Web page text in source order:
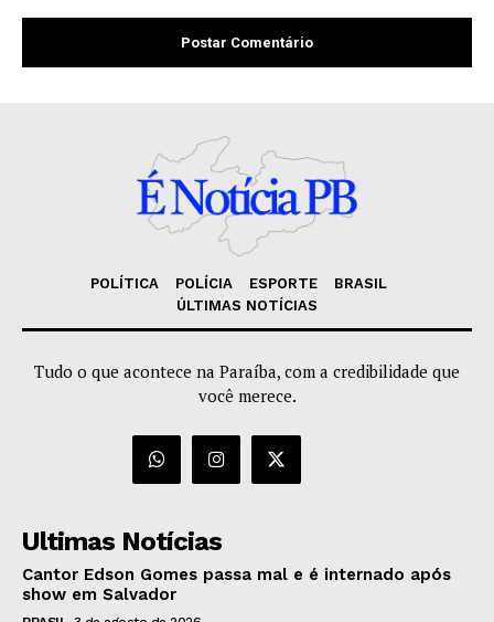
POLÍTICA POLÍCIA ESPORTE
BRASIL
ÚLTIMAS NOTÍCIAS
Tudo o que acontece na Paraíba, com a credibilidade que
você merece.
Ultimas Notícias
Cantor Edson Gomes passa mal e é internado após
show em Salvador